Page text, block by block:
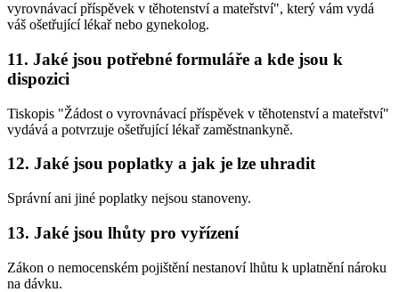
vyrovnávací příspěvek v těhotenství a mateřství", který vám vydá
váš ošetřující lékař nebo gynekolog.
11. Jaké jsou potřebné formuláře a kde jsou k
dispozici
Tiskopis "Žádost o vyrovnávací příspěvek v těhotenství a mateřství"
vydává a potvrzuje ošetřující lékař zaměstnankyně.
12. Jaké jsou poplatky a jak je lze uhradit
Správní ani jiné poplatky nejsou stanoveny.
13. Jaké jsou lhůty pro vyřízení
Zákon o nemocenském pojištění nestanoví lhůtu k uplatnění nároku
na dávku.